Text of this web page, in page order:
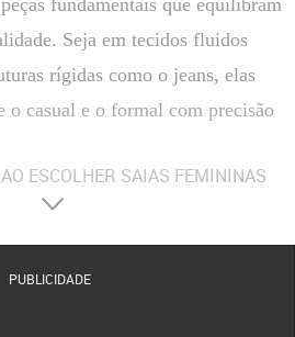
fundamentais que equilibram
Seja em tecidos fluidos
rígidas como o jeans, elas
o casual e o formal com precisão
ESCOLHER SAIAS FEMININAS
entre fibras naturais, como algodão e viscose, ou
flexibilidade, enquanto o crepe oferece uma
PUBLICIDADE